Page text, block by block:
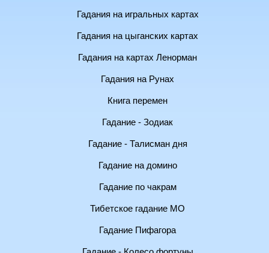
Гадания на игральных картах
Гадания на цыганских картах
Гадания на картах Ленорман
Гадания на Рунах
Книга перемен
Гадание - Зодиак
Гадание - Талисман дня
Гадание на домино
Гадание по чакрам
Тибетское гадание МО
Гадание Пифагора